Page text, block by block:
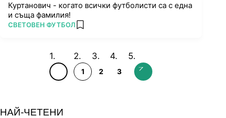
Куртанович - когато всички футболисти са с една
и съща фамилия!
ПОВЕЧЕ ОТ
СВЕТОВЕН ФУТБОЛ add favorites
1 2 3
НАЙ-ЧЕТЕНИ